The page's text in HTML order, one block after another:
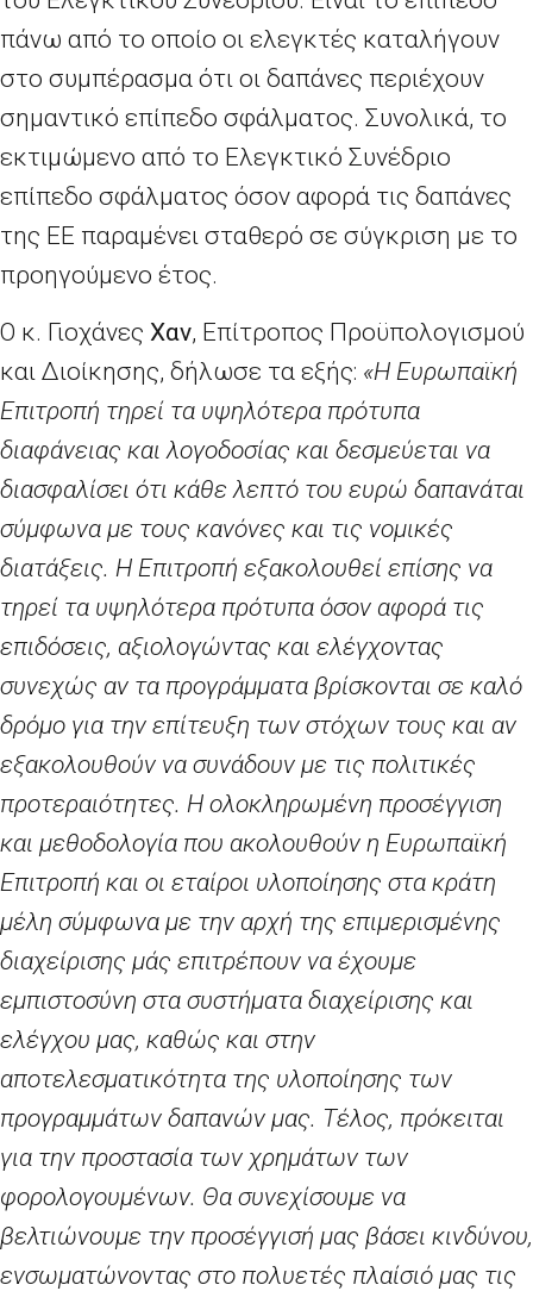
πάνω από το οποίο οι ελεγκτές καταλήγουν
στο συμπέρασμα ότι οι δαπάνες περιέχουν
σημαντικό επίπεδο σφάλματος. Συνολικά, το
εκτιμώμενο από το Ελεγκτικό Συνέδριο
επίπεδο σφάλματος όσον αφορά τις δαπάνες
της ΕΕ παραμένει σταθερό σε σύγκριση με το
προηγούμενο έτος.
Ο κ. Γιοχάνες Χαν, Επίτροπος Προϋπολογισμού
και Διοίκησης, δήλωσε τα εξής: «Η Ευρωπαϊκή
Επιτροπή τηρεί τα υψηλότερα πρότυπα
διαφάνειας και λογοδοσίας και δεσμεύεται να
διασφαλίσει ότι κάθε λεπτό του ευρώ δαπανάται
σύμφωνα με τους κανόνες και τις νομικές
διατάξεις. Η Επιτροπή εξακολουθεί επίσης να
τηρεί τα υψηλότερα πρότυπα όσον αφορά τις
επιδόσεις, αξιολογώντας και ελέγχοντας
συνεχώς αν τα προγράμματα βρίσκονται σε καλό
δρόμο για την επίτευξη των στόχων τους και αν
εξακολουθούν να συνάδουν με τις πολιτικές
προτεραιότητες. Η ολοκληρωμένη προσέγγιση
και μεθοδολογία που ακολουθούν η Ευρωπαϊκή
Επιτροπή και οι εταίροι υλοποίησης στα κράτη
μέλη σύμφωνα με την αρχή της επιμερισμένης
διαχείρισης μάς επιτρέπουν να έχουμε
εμπιστοσύνη στα συστήματα διαχείρισης και
ελέγχου μας, καθώς και στην
αποτελεσματικότητα της υλοποίησης των
προγραμμάτων δαπανών μας. Τέλος, πρόκειται
για την προστασία των χρημάτων των
φορολογουμένων. Θα συνεχίσουμε να
βελτιώνουμε την προσέγγισή μας βάσει κινδύνου,
ενσωματώνοντας στο πολυετές πλαίσιό μας τις